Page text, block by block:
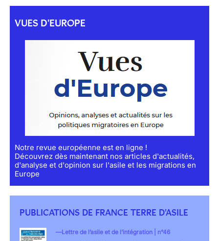
VUES D'EUROPE
Notre revue européenne est en ligne !
Découvrez dès maintenant nos articles d'actualités,
d'analyse et d'opinion sur l'asile et les migrations en
Europe
PUBLICATIONS DE FRANCE TERRE D'ASILE
Lettre de l’asile et de l’intégration | n°46